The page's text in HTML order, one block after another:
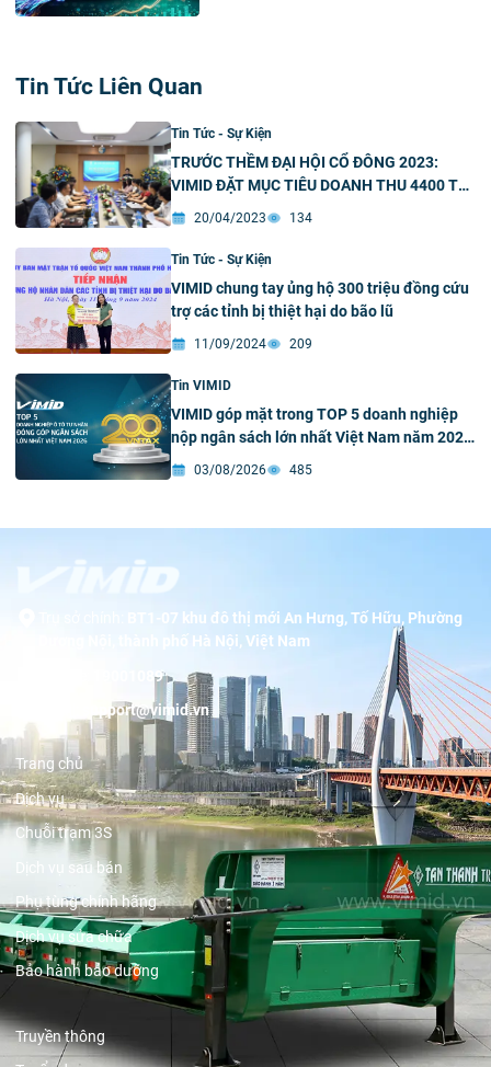
Tin Tức Liên Quan
Tin Tức - Sự Kiện
TRƯỚC THỀM ĐẠI HỘI CỔ ĐÔNG 2023:
VIMID ĐẶT MỤC TIÊU DOANH THU 4400 TỶ
ĐỒNG
20/04/2023 134
Tin Tức - Sự Kiện
VIMID chung tay ủng hộ 300 triệu đồng cứu
trợ các tỉnh bị thiệt hại do bão lũ
11/09/2024 209
Tin VIMID
VIMID góp mặt trong TOP 5 doanh nghiệp
nộp ngân sách lớn nhất Việt Nam năm 2026
ngành ô tô tư nhân
03/08/2026 485
BT1-07 khu đô thị mới An Hưng, Tố Hữu, Phường
Dương Nội, thành phố Hà Nội, Việt Nam
19001089
support@vimid.vn
Trang chủ
Dịch vụ
Chuỗi trạm 3S
Dịch vụ sau bán
Phụ tùng chính hãng
Dịch vụ sửa chữa
Bảo hành bảo dưỡng
Truyền thông